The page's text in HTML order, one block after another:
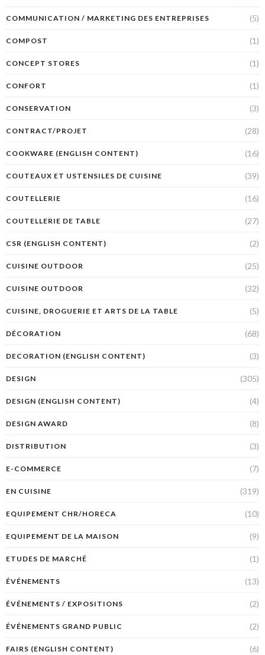
COMMUNICATION / MARKETING DES ENTREPRISES (5)
COMPOST (1)
CONCEPT STORES (1)
CONFORT (1)
CONSERVATION (3)
CONTRACT/PROJET (28)
COOKWARE (ENGLISH CONTENT) (16)
COUTEAUX ET USTENSILES DE CUISINE (39)
COUTELLERIE (16)
COUTELLERIE DE TABLE (27)
CSR (ENGLISH CONTENT) (2)
CUISINE OUTDOOR (25)
CUISINE OUTDOOR (32)
CUISINE, DROGUERIE ET ARTS DE LA TABLE (5)
DÉCORATION (68)
DECORATION (ENGLISH CONTENT) (3)
DESIGN (305)
DESIGN (ENGLISH CONTENT) (4)
DESIGN AWARD (8)
DISTRIBUTION (3)
E-COMMERCE (7)
EN CUISINE (319)
EQUIPEMENT CHR/HORECA (10)
EQUIPEMENT DE LA MAISON (9)
ETUDES DE MARCHÉ (1)
ÉVÉNEMENTS (13)
ÉVÉNEMENTS / EXPOSITIONS (2)
ÉVÉNEMENTS GRAND PUBLIC (2)
FAIRS (ENGLISH CONTENT) (6)